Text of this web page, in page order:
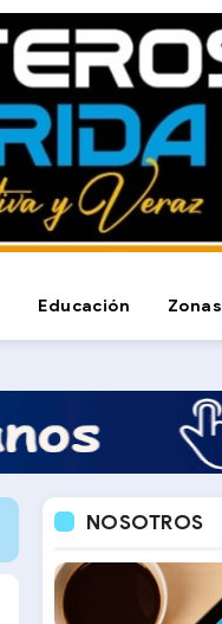
Educación Zonas
NOSOTROS